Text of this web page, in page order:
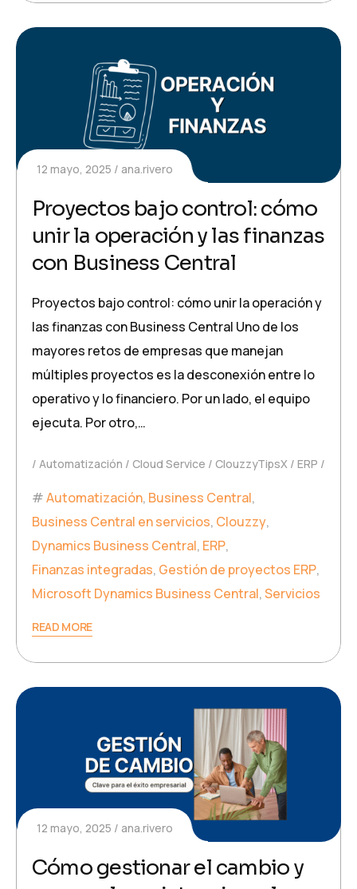
12 mayo, 2025 ana.rivero
Proyectos bajo control: cómo
unir la operación y las finanzas
con Business Central
Proyectos bajo control: cómo unir la operación y
las finanzas con Business Central Uno de los
mayores retos de empresas que manejan
múltiples proyectos es la desconexión entre lo
operativo y lo financiero. Por un lado, el equipo
ejecuta. Por otro,…
Automatización Cloud Service ClouzzyTipsX ERP
Automatización, Business Central,
Business Central en servicios, Clouzzy,
Dynamics Business Central, ERP,
Finanzas integradas, Gestión de proyectos ERP,
Microsoft Dynamics Business Central,Servicios
READ MORE
12 mayo, 2025 ana.rivero
Cómo gestionar el cambio y